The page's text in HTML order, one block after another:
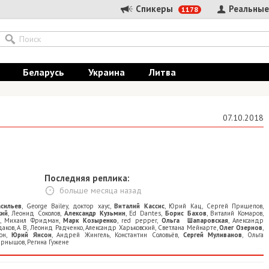
Спикеры 1178
Беларусь Украина Литва
07.10.2018
Последняя реплика:
больше месяца назад
, George Bailey, доктор хаус,Виталий Кассис, Юрий Кац, Сергей Прищепов,
,Леонид Соколов, Александр Кузьмин, Ed Dantes, Борис Бахов, Виталий Комаров,
, Михаил Фридман,Марк Козыренко, red pepper, Ольга Шапаровская,Александр
,A B, Леонид Радченко,Александр Харьковский, Светлана Мейнарте,Олег Озернов,
, Юрий Янсон,Андрей Жингель, Константин Соловьёв, Сергей Муливанов, Ольга
, Регина Гужене